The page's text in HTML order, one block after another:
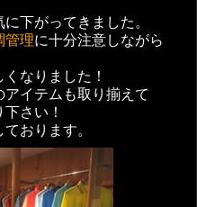
下がってきました。
管理に十分注意しながら
なりました！
アイテムも取り揃えて
さい！
おります。